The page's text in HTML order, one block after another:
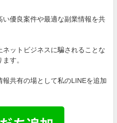
優良案件や最適な副業情報を共
ットビジネスに騙されることな
す。
共有の場として私のLINEを追加